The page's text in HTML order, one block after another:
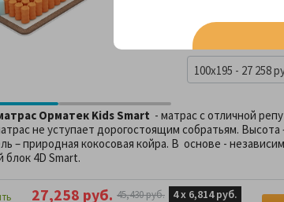
17 см
100x195 - 27 258
Орматек Kids Smart - матрас с отличной
не уступает дорогостоящим собратьям. Высота
– природная кокосовая койра. В основе -
4D Smart.
27,258 руб. 45,430 руб. 4 х 6,814 руб.